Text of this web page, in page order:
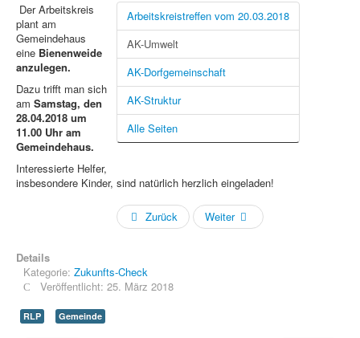
Arbeitskreistreffen vom 20.03.2018
AK-Umwelt
AK-Dorfgemeinschaft
AK-Struktur
Alle Seiten
Der Arbeitskreis
plant am
Gemeindehaus
eine Bienenweide
anzulegen.
Dazu trifft man sich
am Samstag, den
28.04.2018 um
11.00 Uhr am
Gemeindehaus.
Interessierte Helfer,
insbesondere Kinder, sind natürlich herzlich eingeladen!
Zurück Weiter
Details
Kategorie: Zukunfts-Check
Veröffentlicht: 25. März 2018
RLP Gemeinde